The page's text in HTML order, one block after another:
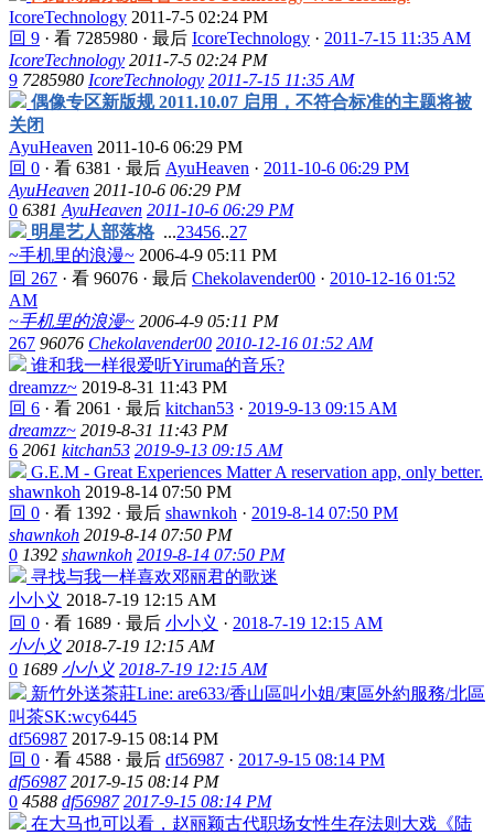
IcoreTechnology 2011-7-5 02:24 PM
回 9 · 看 7285980 · 最后 IcoreTechnology · 2011-7-15 11:35 AM
IcoreTechnology 2011-7-5 02:24 PM
9 7285980 IcoreTechnology 2011-7-15 11:35 AM
偶像专区新版规 2011.10.07 启用，不符合标准的主题将被
关闭
AyuHeaven 2011-10-6 06:29 PM
回 0 · 看 6381 · 最后 AyuHeaven · 2011-10-6 06:29 PM
AyuHeaven 2011-10-6 06:29 PM
0 6381 AyuHeaven 2011-10-6 06:29 PM
明星艺人部落格 ...23456..27
~手机里的浪漫~ 2006-4-9 05:11 PM
回 267 · 看 96076 · 最后 Chekolavender00 · 2010-12-16 01:52
AM
~手机里的浪漫~ 2006-4-9 05:11 PM
267 96076 Chekolavender00 2010-12-16 01:52 AM
谁和我一样很爱听Yiruma的音乐?
dreamzz~ 2019-8-31 11:43 PM
回 6 · 看 2061 · 最后 kitchan53 · 2019-9-13 09:15 AM
dreamzz~ 2019-8-31 11:43 PM
6 2061 kitchan53 2019-9-13 09:15 AM
G.E.M - Great Experiences Matter A reservation app, only better.
shawnkoh 2019-8-14 07:50 PM
回 0 · 看 1392 · 最后 shawnkoh · 2019-8-14 07:50 PM
shawnkoh 2019-8-14 07:50 PM
0 1392 shawnkoh 2019-8-14 07:50 PM
寻找与我一样喜欢邓丽君的歌迷
小小义 2018-7-19 12:15 AM
回 0 · 看 1689 · 最后 小小义 · 2018-7-19 12:15 AM
小小义 2018-7-19 12:15 AM
0 1689 小小义 2018-7-19 12:15 AM
新竹外送茶莊Line: are633/香山區叫小姐/東區外約服務/北區
叫茶SK:wcy6445
df56987 2017-9-15 08:14 PM
回 0 · 看 4588 · 最后 df56987 · 2017-9-15 08:14 PM
df56987 2017-9-15 08:14 PM
0 4588 df56987 2017-9-15 08:14 PM
在大马也可以看，赵丽颖古代职场女性生存法则大戏《陆